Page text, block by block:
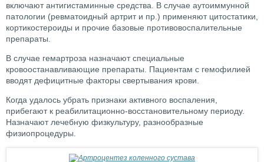
включают антигистаминные средства. В случае аутоиммунной
патологии (ревматоидный артрит и пр.) применяют цитостатики,
кортикостероиды и прочие базовые противовоспалительные
препараты.
В случае гемартроза назначают специальные
кровоостанавливающие препараты. Пациентам с гемофилией
вводят дефицитные факторы свертывания крови.
Когда удалось убрать признаки активного воспаления,
прибегают к реабилитационно-восстановительному периоду.
Назначают лечебную физкультуру, разнообразные
физиопроцедуры.